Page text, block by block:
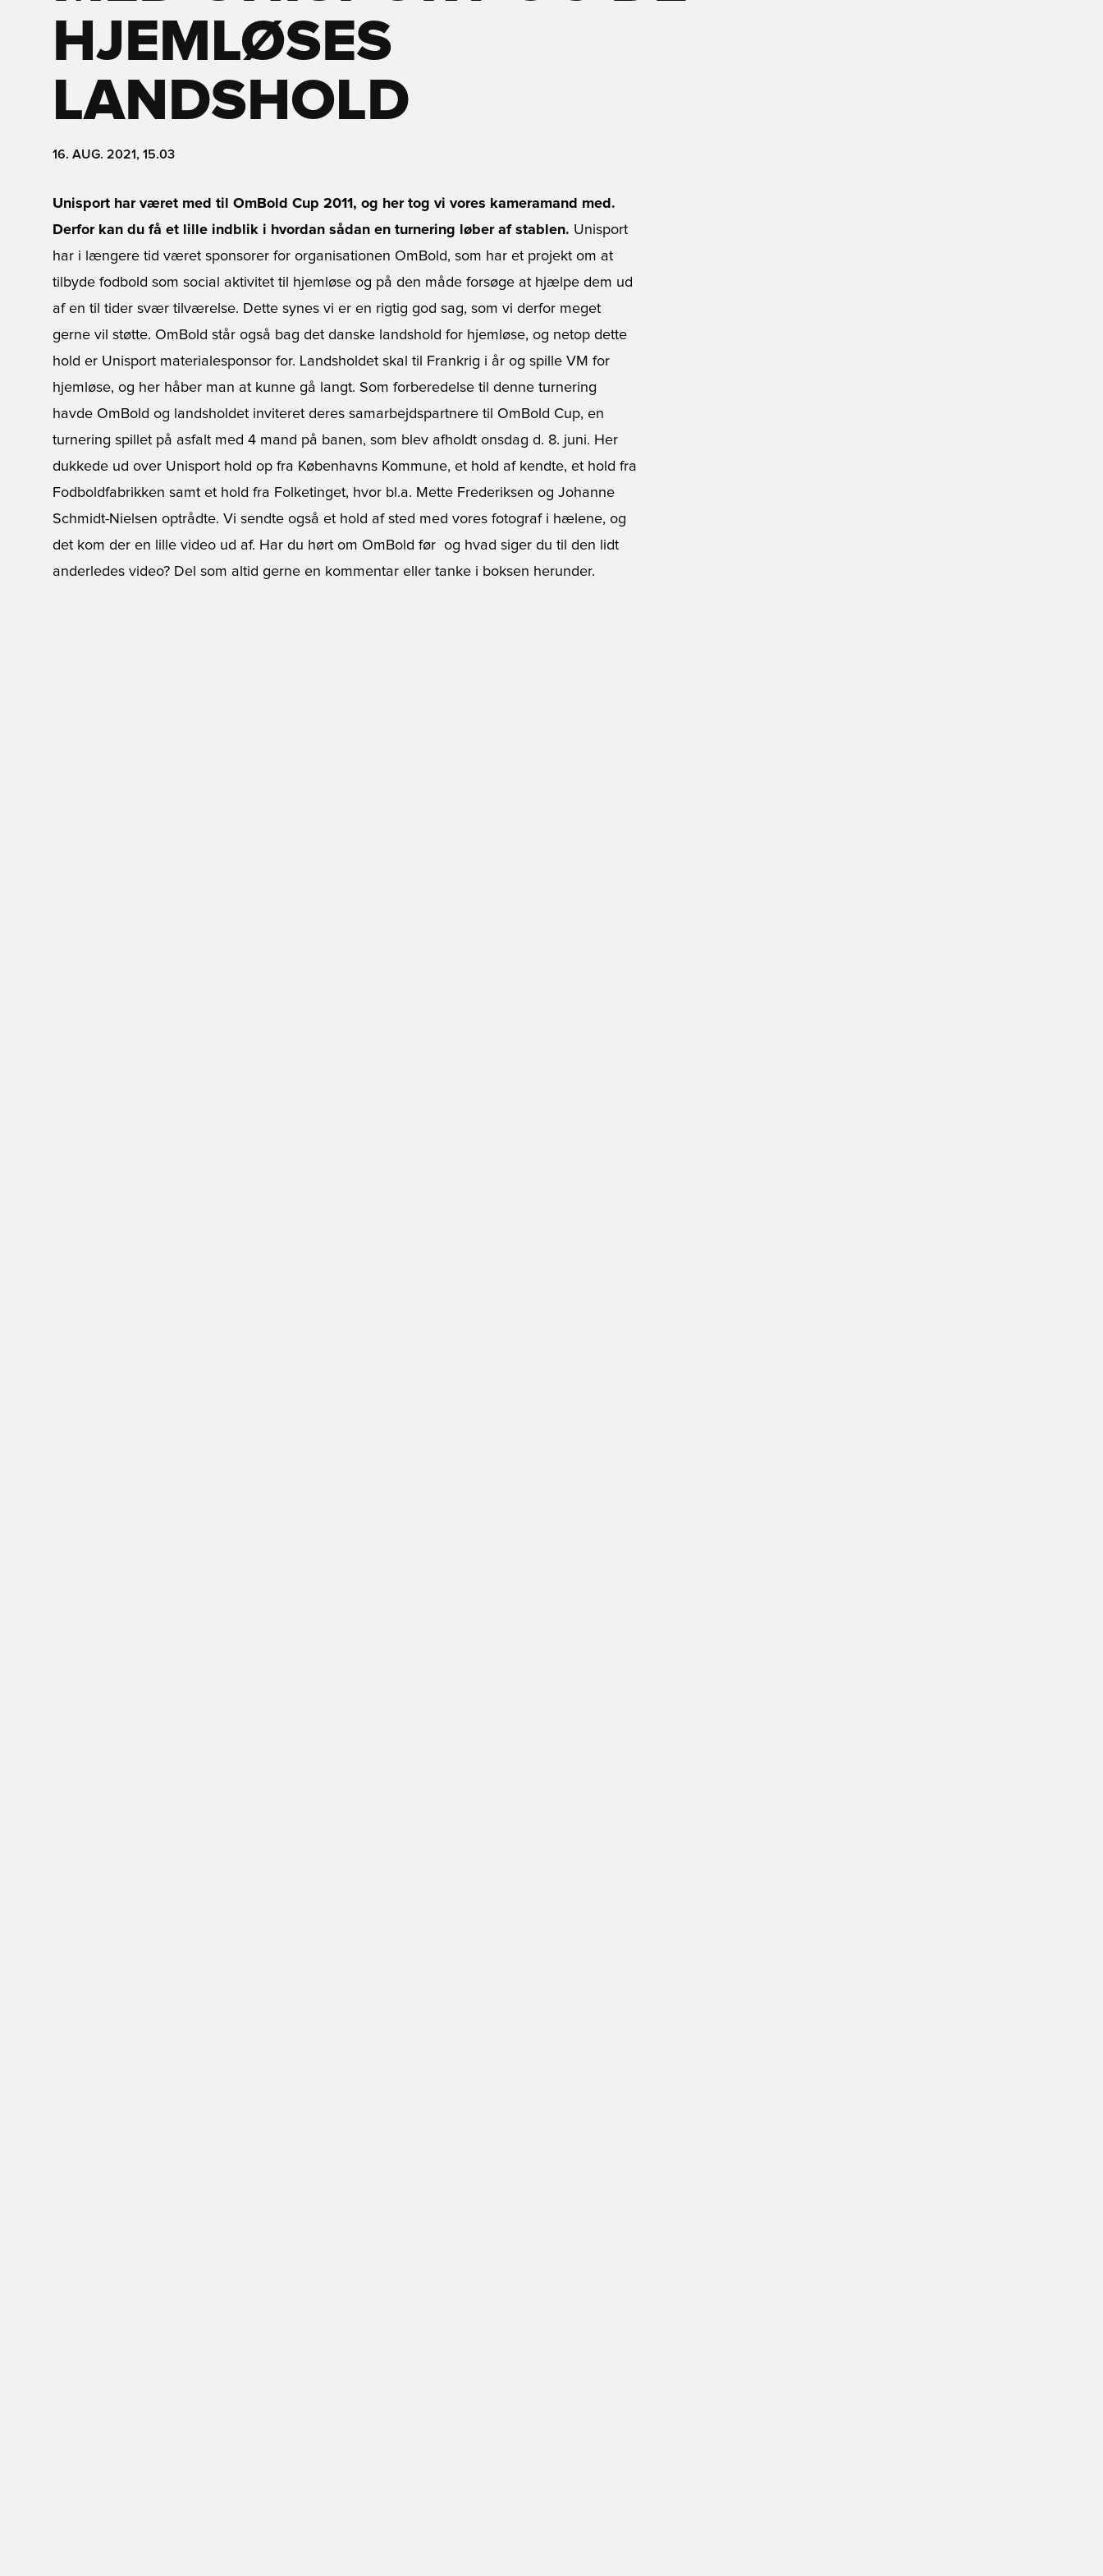
HJEMLØSES
LANDSHOLD
16. AUG. 2021, 15.03
Unisport har været med til OmBold Cup 2011, og her tog vi vores kameramand med.
Derfor kan du få et lille indblik i hvordan sådan en turnering løber af stablen. Unisport
har i længere tid været sponsorer for organisationen OmBold, som har et projekt om at
tilbyde fodbold som social aktivitet til hjemløse og på den måde forsøge at hjælpe dem ud
af en til tider svær tilværelse. Dette synes vi er en rigtig god sag, som vi derfor meget
gerne vil støtte. OmBold står også bag det danske landshold for hjemløse, og netop dette
hold er Unisport materialesponsor for. Landsholdet skal til Frankrig i år og spille VM for
hjemløse, og her håber man at kunne gå langt. Som forberedelse til denne turnering
havde OmBold og landsholdet inviteret deres samarbejdspartnere til OmBold Cup, en
turnering spillet på asfalt med 4 mand på banen, som blev afholdt onsdag d. 8. juni. Her
dukkede ud over Unisport hold op fra Københavns Kommune, et hold af kendte, et hold fra
Fodboldfabrikken samt et hold fra Folketinget, hvor bl.a. Mette Frederiksen og Johanne
Schmidt-Nielsen optrådte. Vi sendte også et hold af sted med vores fotograf i hælene, og
det kom der en lille video ud af. Har du hørt om OmBold før  og hvad siger du til den lidt
anderledes video? Del som altid gerne en kommentar eller tanke i boksen herunder.